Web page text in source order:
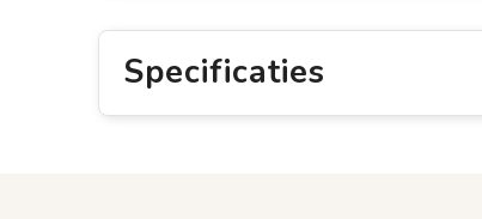
Specificaties